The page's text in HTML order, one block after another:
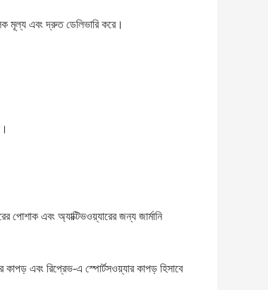
মূল্য এবং দ্রুত ডেলিভারি করে।
পোশাক এবং অ্যাক্টিভওয়্যারের জন্য জার্মানি
কাপড় এবং রিপ্রেভ-এ স্পোর্টসওয়্যার কাপড় হিসাবে